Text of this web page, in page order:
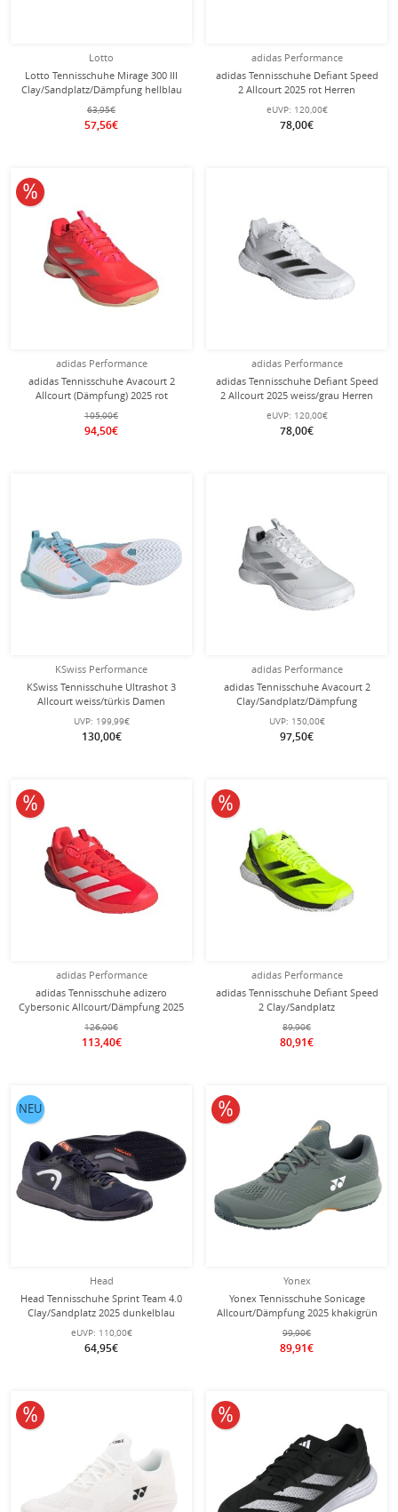
Lotto
Lotto Tennisschuhe Mirage 300 III
Clay/Sandplatz/Dämpfung hellblau
Damen
63,95€
57,56€
adidas Performance
adidas Tennisschuhe Defiant Speed
2 Allcourt 2025 rot Herren
eUVP: 120,00€
78,00€
adidas Performance
adidas Tennisschuhe Avacourt 2
Allcourt (Dämpfung) 2025 rot
Damen
105,00€
94,50€
10% reduziert
adidas Performance
adidas Tennisschuhe Defiant Speed
2 Allcourt 2025 weiss/grau Herren
eUVP: 120,00€
78,00€
KSwiss Performance
KSwiss Tennisschuhe Ultrashot 3
Allcourt weiss/türkis Damen
UVP: 199,99€
130,00€
adidas Performance
adidas Tennisschuhe Avacourt 2
Clay/Sandplatz/Dämpfung
silber/weiss Damen
UVP: 150,00€
97,50€
adidas Performance
adidas Tennisschuhe adizero
Cybersonic Allcourt/Dämpfung 2025
rot Herren
126,00€
113,40€
10% reduziert
adidas Performance
adidas Tennisschuhe Defiant Speed
2 Clay/Sandplatz
limegelb/schwarz/weiss Herren
89,90€
80,91€
10% reduziert
Head
Head Tennisschuhe Sprint Team 4.0
Clay/Sandplatz 2025 dunkelblau
Herren
eUVP: 110,00€
64,95€
NEU
Yonex
Yonex Tennisschuhe Sonicage
Allcourt/Dämpfung 2025 khakigrün
Herren
99,90€
89,91€
10% reduziert
10% reduziert 10% reduziert